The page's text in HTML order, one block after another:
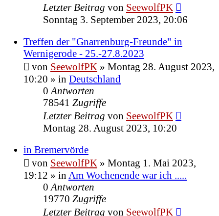
Letzter Beitrag von SeewolfPK
Sonntag 3. September 2023, 20:06
Treffen der "Gnarrenburg-Freunde" in
Wernigerode - 25.-27.8.2023
von SeewolfPK » Montag 28. August 2023,
10:20 » in Deutschland
0 Antworten
78541 Zugriffe
Letzter Beitrag von SeewolfPK
Montag 28. August 2023, 10:20
in Bremervörde
von SeewolfPK » Montag 1. Mai 2023,
19:12 » in Am Wochenende war ich .....
0 Antworten
19770 Zugriffe
Letzter Beitrag von SeewolfPK